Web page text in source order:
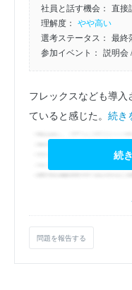
社員と話す機会： 直接
理解度： やや高い
選考ステータス： 最終
参加イベント： 説明会
フレックスなども導
ていると感じた。 続き
続
問題を報告する